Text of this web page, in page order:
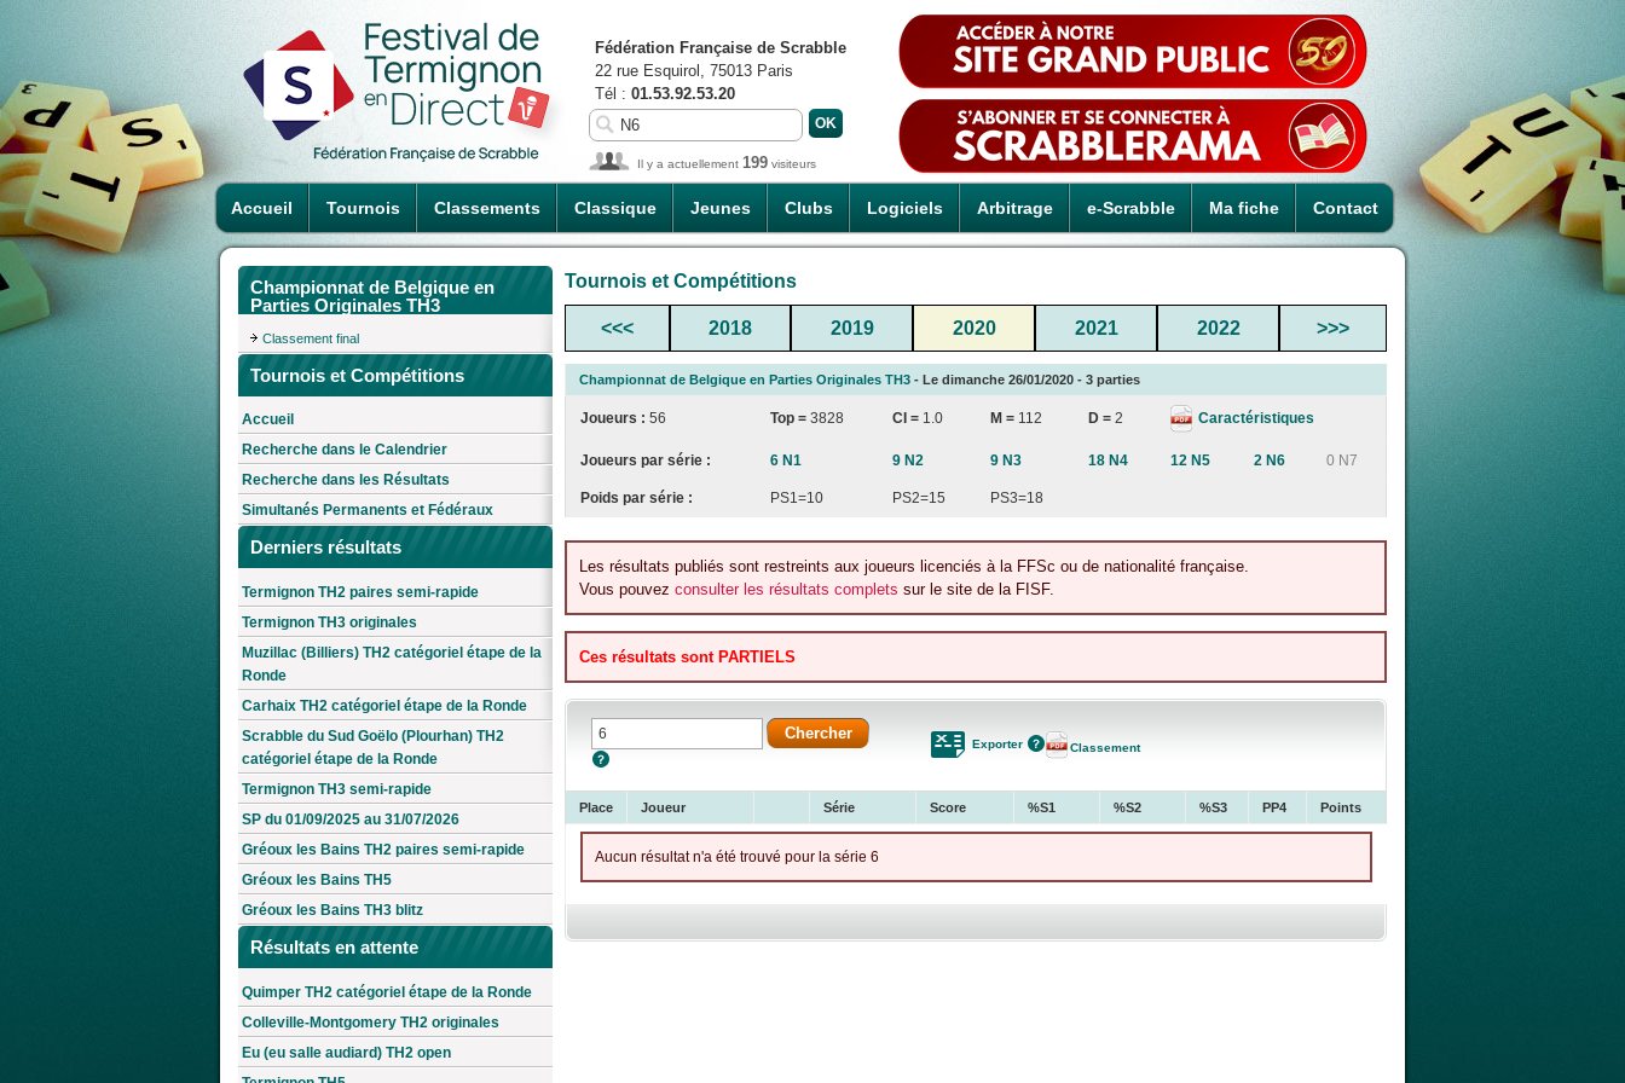
Accueil Tournois Classements Classique Jeunes Clubs Logiciels Arbitrage e-Scrabble Ma fiche Contact
Fédération Française de Scrabble
22 rue Esquirol, 75013 Paris
Tél : 01.53.92.53.20
Il y a actuellement 199 visiteurs
Championnat de Belgique en
Parties Originales TH3
Classement final
Tournois et Compétitions
Accueil
Recherche dans le Calendrier
Recherche dans les Résultats
Simultanés Permanents et Fédéraux
Derniers résultats
Termignon TH2 paires semi-rapide
Termignon TH3 originales
Muzillac (Billiers) TH2 catégoriel étape de la
Ronde
Carhaix TH2 catégoriel étape de la Ronde
Scrabble du Sud Goëlo (Plourhan) TH2
catégoriel étape de la Ronde
Termignon TH3 semi-rapide
SP du 01/09/2025 au 31/07/2026
Gréoux les Bains TH2 paires semi-rapide
Gréoux les Bains TH5
Gréoux les Bains TH3 blitz
Résultats en attente
Quimper TH2 catégoriel étape de la Ronde
Colleville-Montgomery TH2 originales
Eu (eu salle audiard) TH2 open
Tournois et Compétitions
<<< 2018 2019 2020 2021 2022 >>>
Championnat de Belgique en Parties Originales TH3 - Le dimanche 26/01/2020 - 3 parties
Joueurs : 56 Top = 3828 CI = 1.0 M = 112 D = 2 Caractéristiques
Joueurs par série : 6 N1 9 N2 9 N3 18 N4 12 N5 2 N6 0 N7
Poids par série : PS1=10 PS2=15 PS3=18
Les résultats publiés sont restreints aux joueurs licenciés à la FFSc ou de nationalité française.
Vous pouvez consulter les résultats complets sur le site de la FISF.
Ces résultats sont PARTIELS
Exporter Classement
Place Joueur Série Score %S1 %S2 %S3 PP4 Points
Aucun résultat n'a été trouvé pour la série 6